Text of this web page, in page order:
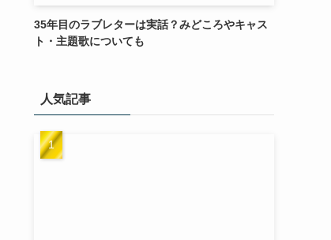
35年目のラブレターは実話？みどころやキャス
ト・主題歌についても
人気記事